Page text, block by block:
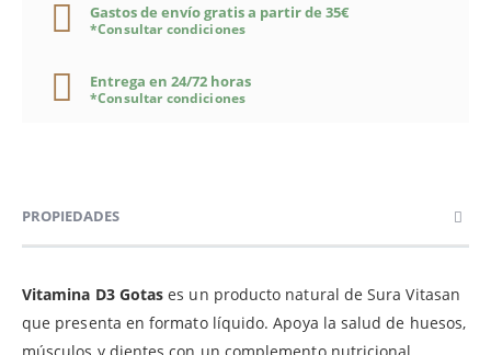
Gastos de envío gratis a partir de 35€
*Consultar condiciones
Entrega en 24/72 horas
*Consultar condiciones
PROPIEDADES
Vitamina D3 Gotases un producto natural de Sura Vitasan
que presenta en formato líquido. Apoya la salud de huesos,